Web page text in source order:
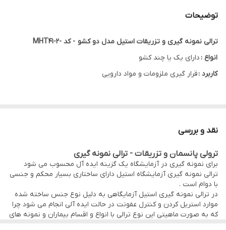
توضیحات
ترالی نمونه گیری و تزریقات استیل مدل دو کشو - کد -MHT41-2
انواع :دارای یک یا چند کشو
کاربرد :قرار گیری ملزومات و مواد دارویی
نقد و بررسی
ترولی پانسمان و تزریقات - ترالی نمونه گیری
برای نمونه گیری در آزمایشگاه یک گزینه ایده آل محسوب می شود
ترالی نمونه گیری آزمایشگاه استیل دارای ساختاری بسیار محکم و جنسی
با دوام است .
در ترالی نمونه گیری استیل آزمایگاهی به دلیل نوع جنس ساخته شده
موارد استریل کردن و کنترل عفونت در حالت ایده آلی انجام می شود چرا
که به صورت ماهیتی این نوع ترالی با انواع و اقسام بیماران و نمونه های